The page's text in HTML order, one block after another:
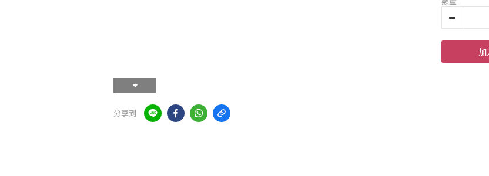
分享到
加